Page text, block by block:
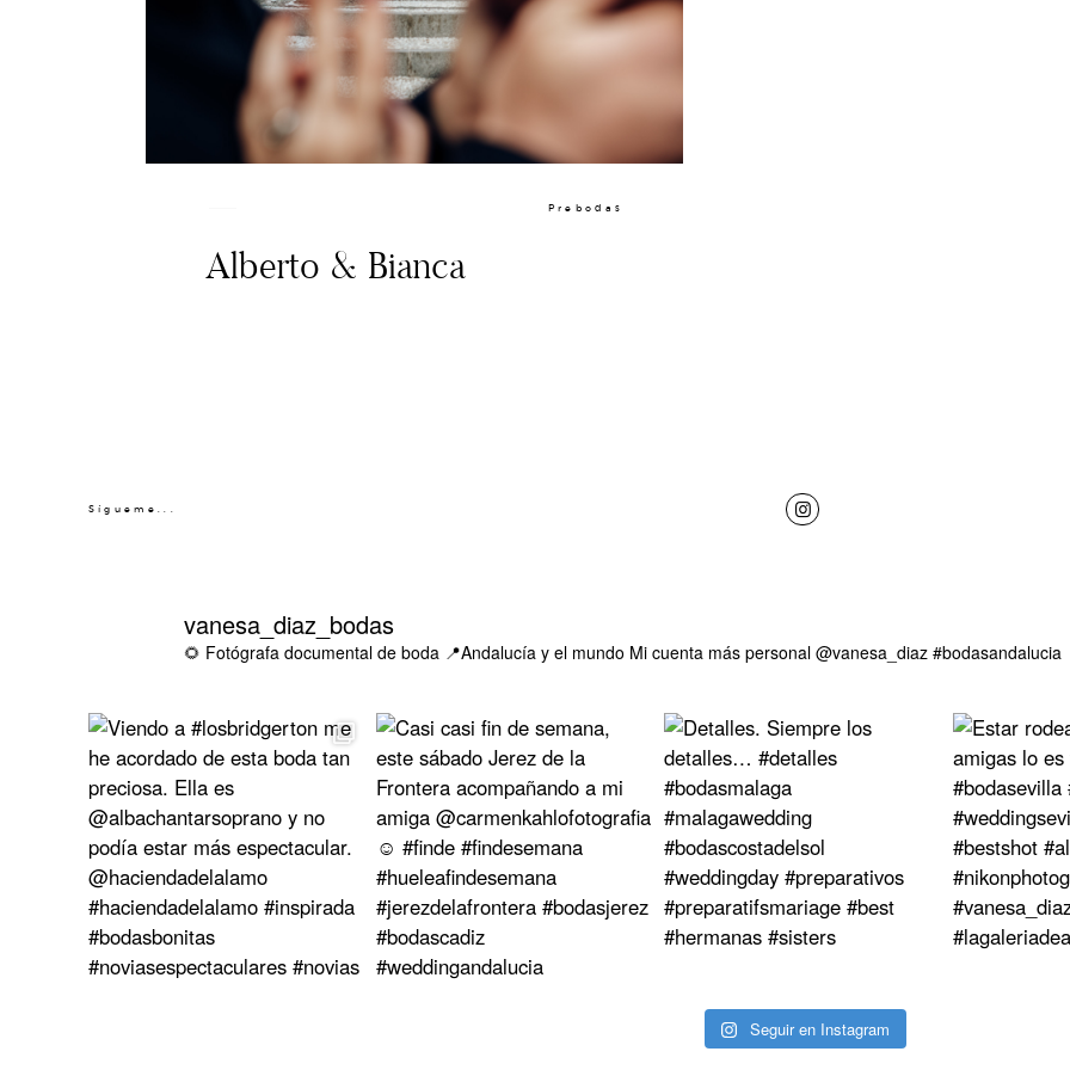
Prebodas
Alberto & Bianca
Sígueme...
vanesa_diaz_bodas
🌻 Fotógrafa documental de boda 📍Andalucía y el mundo Mi cuenta más personal @vanesa_diaz #bodasandalucia
Seguir en Instagram